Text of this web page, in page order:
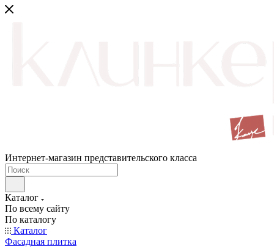
Интернет-магазин представительского класса
Каталог
По всему сайту
По каталогу
Каталог
Фасадная плитка